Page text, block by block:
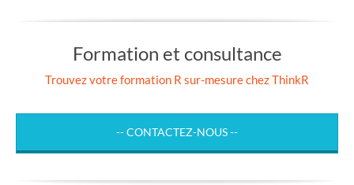
Formation et consultance
Trouvez votre formation R sur-mesure chez ThinkR
-- CONTACTEZ-NOUS --